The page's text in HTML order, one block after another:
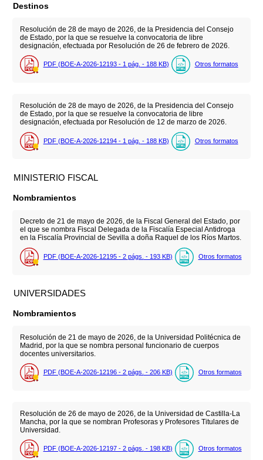
Destinos
Resolución de 28 de mayo de 2026, de la Presidencia del Consejo
de Estado, por la que se resuelve la convocatoria de libre
designación, efectuada por Resolución de 26 de febrero de 2026.
PDF (BOE-A-2026-12193 - 1 pág. - 188 KB) Otros formatos
Resolución de 28 de mayo de 2026, de la Presidencia del Consejo
de Estado, por la que se resuelve la convocatoria de libre
designación, efectuada por Resolución de 12 de marzo de 2026.
PDF (BOE-A-2026-12194 - 1 pág. - 188 KB) Otros formatos
MINISTERIO FISCAL
Nombramientos
Decreto de 21 de mayo de 2026, de la Fiscal General del Estado, por
el que se nombra Fiscal Delegada de la Fiscalía Especial Antidroga
en la Fiscalía Provincial de Sevilla a doña Raquel de los Ríos Martos.
PDF (BOE-A-2026-12195 - 2 págs. - 193 KB) Otros formatos
UNIVERSIDADES
Nombramientos
Resolución de 21 de mayo de 2026, de la Universidad Politécnica de
Madrid, por la que se nombra personal funcionario de cuerpos
docentes universitarios.
PDF (BOE-A-2026-12196 - 2 págs. - 206 KB) Otros formatos
Resolución de 26 de mayo de 2026, de la Universidad de Castilla-La
Mancha, por la que se nombran Profesoras y Profesores Titulares de
Universidad.
PDF (BOE-A-2026-12197 - 2 págs. - 198 KB) Otros formatos